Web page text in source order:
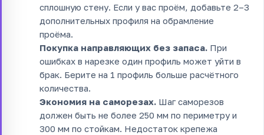
сплошную стену. Если у вас проём, добавьте 2–3
дополнительных профиля на обрамление
проёма.
Покупка направляющих без запаса. При
ошибках в нарезке один профиль может уйти в
брак. Берите на 1 профиль больше расчётного
количества.
Экономия на саморезах. Шаг саморезов
должен быть не более 250 мм по периметру и
300 мм по стойкам. Недостаток крепежа